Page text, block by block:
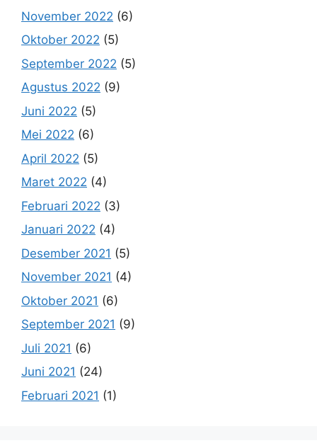
November 2022 (6)
Oktober 2022 (5)
September 2022 (5)
Agustus 2022 (9)
Juni 2022 (5)
Mei 2022 (6)
April 2022 (5)
Maret 2022 (4)
Februari 2022 (3)
Januari 2022 (4)
Desember 2021 (5)
November 2021 (4)
Oktober 2021 (6)
September 2021 (9)
Juli 2021 (6)
Juni 2021 (24)
Februari 2021 (1)